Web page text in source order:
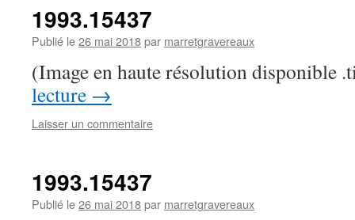
1993.15437
Publié le26 mai 2018par marretgravereaux
(Image en haute résolution disponible
lecture →
Laisser un commentaire
1993.15437
Publié le26 mai 2018par marretgravereaux